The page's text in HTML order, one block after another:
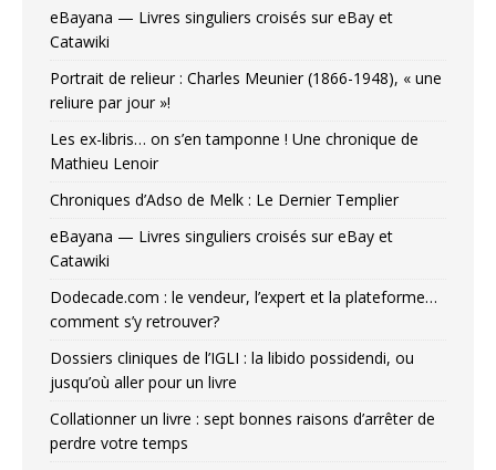
eBayana — Livres singuliers croisés sur eBay et
Catawiki
Portrait de relieur : Charles Meunier (1866-1948), « une
reliure par jour »!
Les ex-libris… on s’en tamponne ! Une chronique de
Mathieu Lenoir
Chroniques d’Adso de Melk : Le Dernier Templier
eBayana — Livres singuliers croisés sur eBay et
Catawiki
Dodecade.com : le vendeur, l’expert et la plateforme…
comment s’y retrouver?
Dossiers cliniques de l’IGLI : la libido possidendi, ou
jusqu’où aller pour un livre
Collationner un livre : sept bonnes raisons d’arrêter de
perdre votre temps